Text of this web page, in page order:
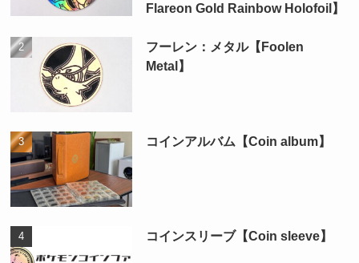
Flareon Gold Rainbow Holofoil】
フーレン：メタル【Foolen
Metal】
コインアルバム【Coin album】
コインスリーブ【Coin sleeve】